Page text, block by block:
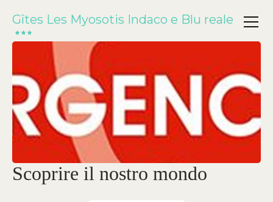
Gîtes Les Myosotis Indaco e Blu reale
Scoprire il nostro mondo